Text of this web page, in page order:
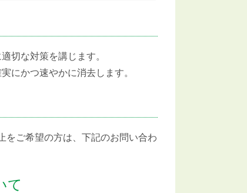
切な対策を講じます。
にかつ速やかに消去します。
をご希望の方は、下記のお問い合わ
て